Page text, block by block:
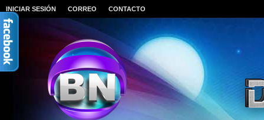
INICIAR SESIÓN CORREO CONTACTO